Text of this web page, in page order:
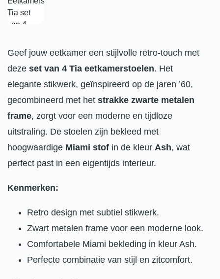
Geef jouw eetkamer een stijlvolle retro-touch met
deze set van 4 Tia eetkamerstoelen. Het
elegante stikwerk, geïnspireerd op de jaren ’60,
gecombineerd met het strakke zwarte metalen
frame, zorgt voor een moderne en tijdloze
uitstraling. De stoelen zijn bekleed met
hoogwaardige Miami stof in de kleur Ash, wat
perfect past in een eigentijds interieur.
Kenmerken:
Retro design met subtiel stikwerk.
Zwart metalen frame voor een moderne look.
Comfortabele Miami bekleding in kleur Ash.
Perfecte combinatie van stijl en zitcomfort.